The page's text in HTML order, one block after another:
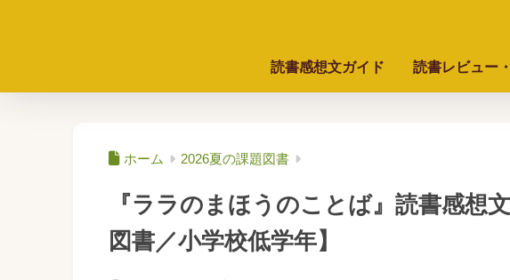
読書感想文ガイド 読書レビュー
ホーム 2026夏の課題図書
『ララのまほうのことば』読書感想
図書／小学校低学年】